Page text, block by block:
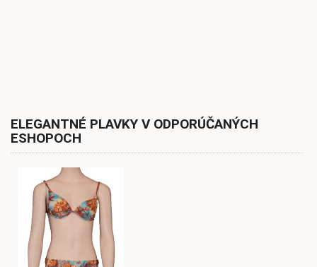
ELEGANTNÉ PLAVKY V ODPORÚČANÝCH
ESHOPOCH